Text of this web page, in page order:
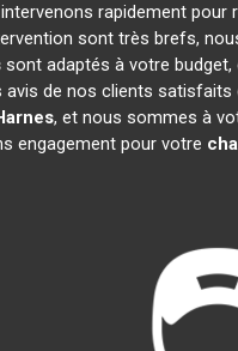
rapidement pour
sont très brefs,
sont adaptés à votre
avis de nos clients
, et nous sommes à
engagement pour votre